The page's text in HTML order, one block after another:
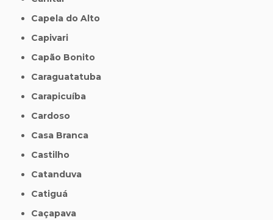
Capela do Alto
Capivari
Capão Bonito
Caraguatatuba
Carapicuíba
Cardoso
Casa Branca
Castilho
Catanduva
Catiguá
Caçapava